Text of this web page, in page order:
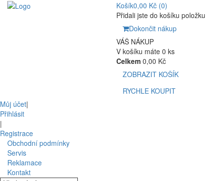
Košík0,00 Kč (0)
Přidali jste do košíku položku
Dokončit nákup
VÁŠ NÁKUP
V košíku máte 0 ks
Celkem 0,00 Kč
ZOBRAZIT KOŠÍK
RYCHLE KOUPIT
Můj účet|
Přihlásit
|
Registrace
Obchodní podmínky
Servis
Reklamace
Kontakt